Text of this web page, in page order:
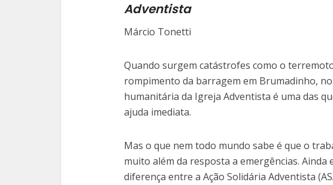
Adventista
Márcio Tonetti
Quando surgem catástrofes como o
rompimento da barragem em Brumadinho, no
humanitária da Igreja Adventista é uma das
ajuda imediata.
Mas o que nem todo mundo sabe é que o
muito além da resposta a emergências. Ainda
diferença entre a Ação Solidária Adventista